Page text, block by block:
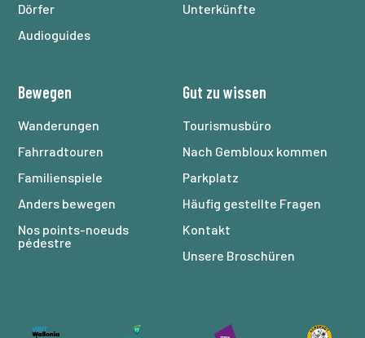
Dörfer
Audioguides
Unterkünfte
Bewegen
Wanderungen
Fahrradtouren
Familienspiele
Anders bewegen
Nos points-noeuds
pédestre
Gut zu wissen
Tourismusbüro
Nach Gembloux kommen
Parkplatz
Häufig gestellte Fragen
Kontakt
Unsere Broschüren